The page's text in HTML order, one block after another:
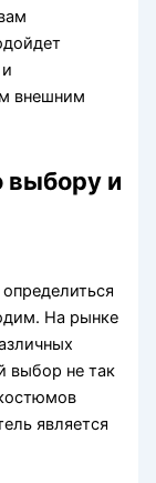
внешним
выбору и
На рынке
выбор не так
является